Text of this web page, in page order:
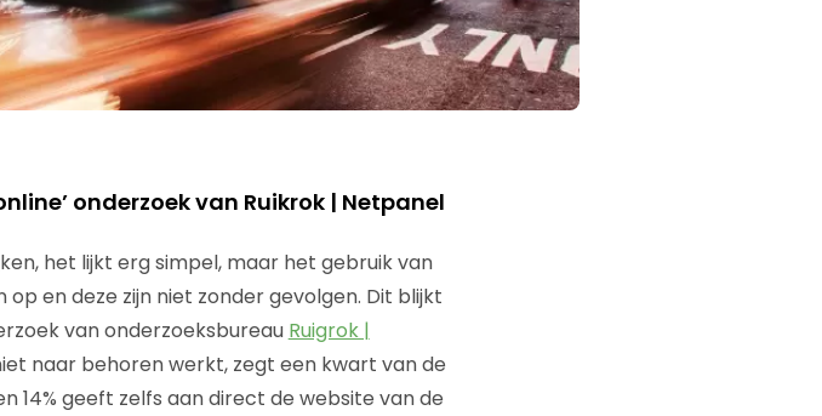
onderzoek van Ruikrok | Netpanel
het lijkt erg simpel, maar het gebruik van
en deze zijn niet zonder gevolgen. Dit blijkt
van onderzoeksbureau Ruigrok |
naar behoren werkt, zegt een kwart van de
14% geeft zelfs aan direct de website van de